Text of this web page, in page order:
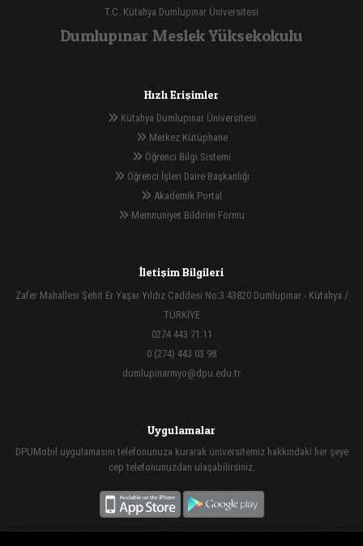
T.C. Kütahya Dumlupınar Üniversitesi
Dumlupınar Meslek Yüksekokulu
Hızlı Erişimler
Kütahya Dumlupınar Üniversitesi
Merkez Kütüphane
Öğrenci Bilgi Sistemi
Öğrenci İşleri Daire Başkanlığı
Akademik Portal
Memnuniyet Bildirim Formu
İletişim Bilgileri
Zafer Mahallesi Şehit Er Yaşar Yıldız Caddesi No:3 43820 Dumlupınar - Kütahya /
TÜRKİYE
0274 443 71 11
0 (274) 443 03 98
dumlupinarmyo@dpu.edu.tr
Uygulamalar
DPUMobil uygulamasını telefonunuza kurarak üniversitemiz hakkındaki her şeye
cep telefonunuzdan ulaşabilirsiniz.